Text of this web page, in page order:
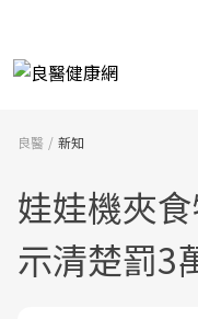
良醫 新知
娃娃機夾
示清楚罰3